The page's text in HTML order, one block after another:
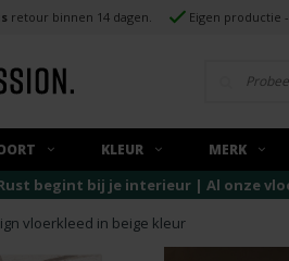
retour binnen 14 dagen. Eigen productie
KLEUR MERK
begint bij je interieur | Al onze
vloerkleed in beige kleur